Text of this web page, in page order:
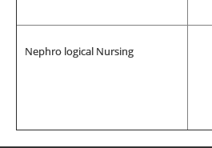
Nephro logical Nursing